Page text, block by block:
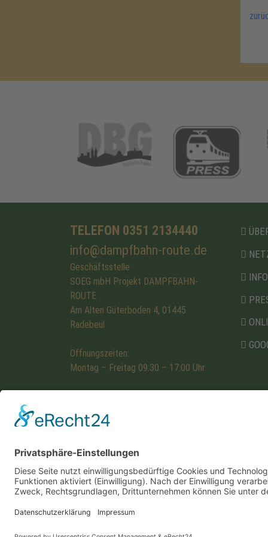
TELEFON 0351 2134440
info@dampfbahn-route.de
Geschäftsstelle:
SOEG mbH Projekt DAMPFBAHN-
ROUTE
Am Alten Güterboden 4, 01445
Radebeul
Öffnungszeiten:
Montag – Freitag 09:30 – 17:00 Uhr